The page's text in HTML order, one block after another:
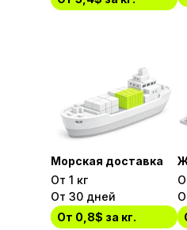
Морская доставка
От 1 кг
От 30 дней
От 0,8$ за кг.